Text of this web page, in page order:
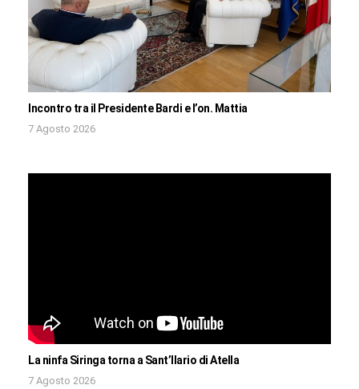
Incontro tra il Presidente Bardi e l’on. Mattia
7 Agosto 2026
La ninfa Siringa torna a Sant’Ilario di Atella
7 Agosto 2026